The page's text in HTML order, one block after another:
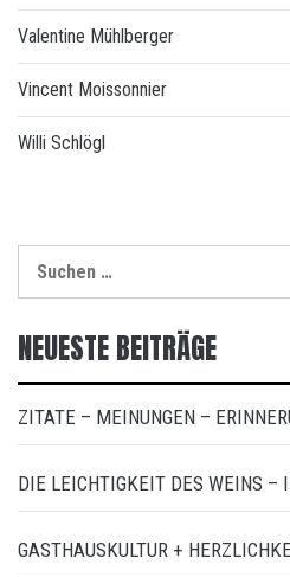
Valentine Mühlberger
Vincent Moissonnier
Willi Schlögl
NEUESTE BEITRÄGE
ZITATE – MEINUNGEN –
DIE LEICHTIGKEIT DES WEINS –
GASTHAUSKULTUR +